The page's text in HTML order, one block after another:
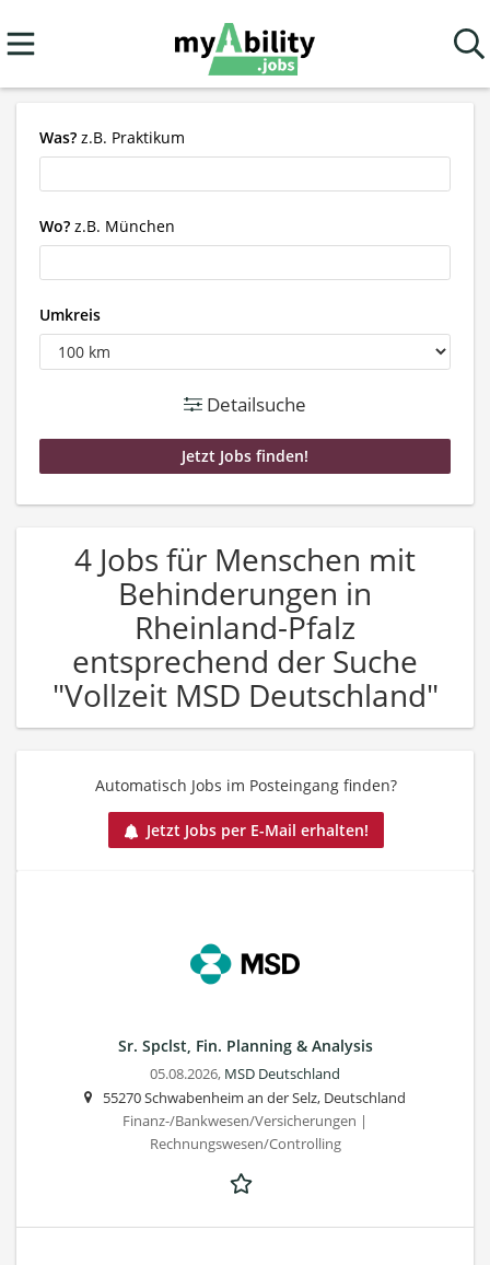
Was? z.B. Praktikum
Wo? z.B. München
Umkreis
Detailsuche
4 Jobs für Menschen mit
Behinderungen in
Rheinland-Pfalz
entsprechend der Suche
"Vollzeit MSD Deutschland"
Automatisch Jobs im Posteingang finden?
Jetzt Jobs per E-Mail erhalten!
Sr. Spclst, Fin. Planning & Analysis
05.08.2026, MSD Deutschland
55270 Schwabenheim an der Selz, Deutschland
Finanz-/Bankwesen/Versicherungen |
Rechnungswesen/Controlling